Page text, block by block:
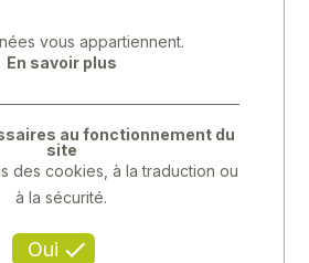
vous appartiennent.
En savoir plus
Oui
au fonctionnement du
site
des cookies, à la traduction ou
à la sécurité.